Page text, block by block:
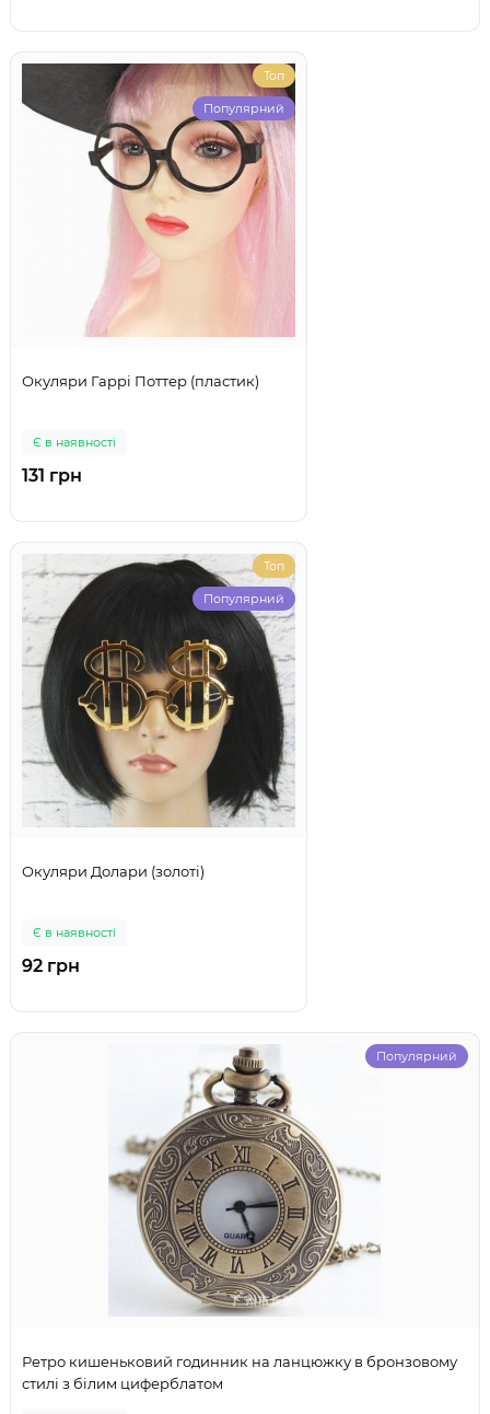
Топ
Популярний
Окуляри Гаррі Поттер (пластик)
Є в наявності
131 грн
Топ
Популярний
Окуляри Долари (золоті)
Є в наявності
92 грн
Популярний
Ретро кишеньковий годинник на ланцюжку в бронзовому
стилі з білим циферблатом